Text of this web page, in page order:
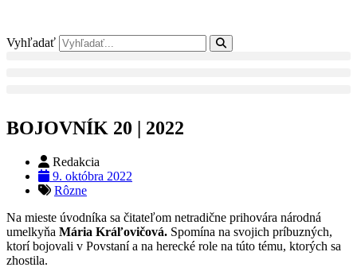
obsah
Vyhľadať
BOJOVNÍK 20 | 2022
Redakcia
9. októbra 2022
Rôzne
Na mieste úvodníka sa čitateľom netradične prihovára národná
umelkyňa Mária Kráľovičová. Spomína na svojich príbuzných,
ktorí bojovali v Povstaní a na herecké role na túto tému, ktorých sa
zhostila.